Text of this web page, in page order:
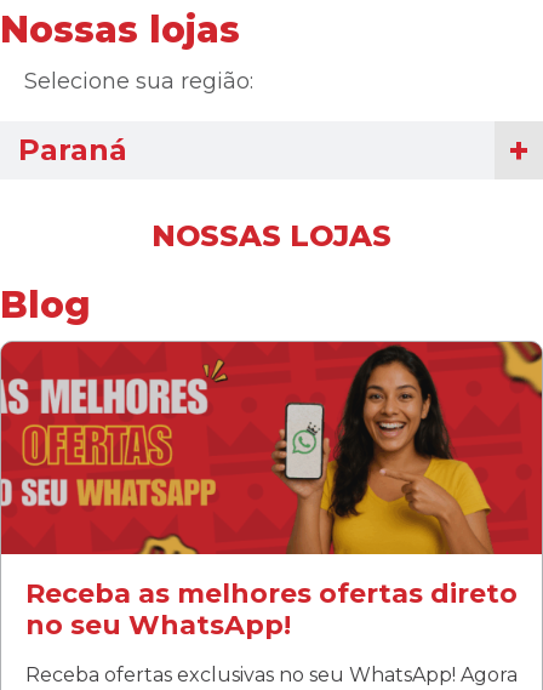
Nossas lojas
Selecione sua região:
Paraná
NOSSAS LOJAS
Blog
Receba as melhores ofertas direto
no seu WhatsApp!
Receba ofertas exclusivas no seu WhatsApp! Agora